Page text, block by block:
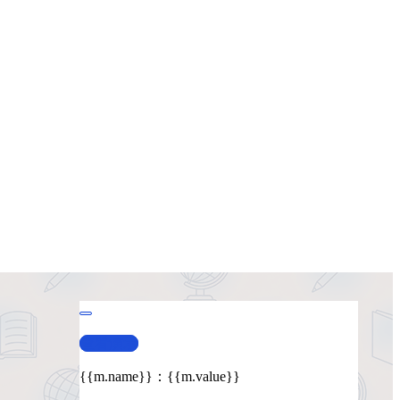
查看演示
{{m.name}} ： {{m.value}}